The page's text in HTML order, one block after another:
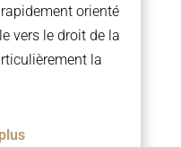
orienté
vers le droit de la
la